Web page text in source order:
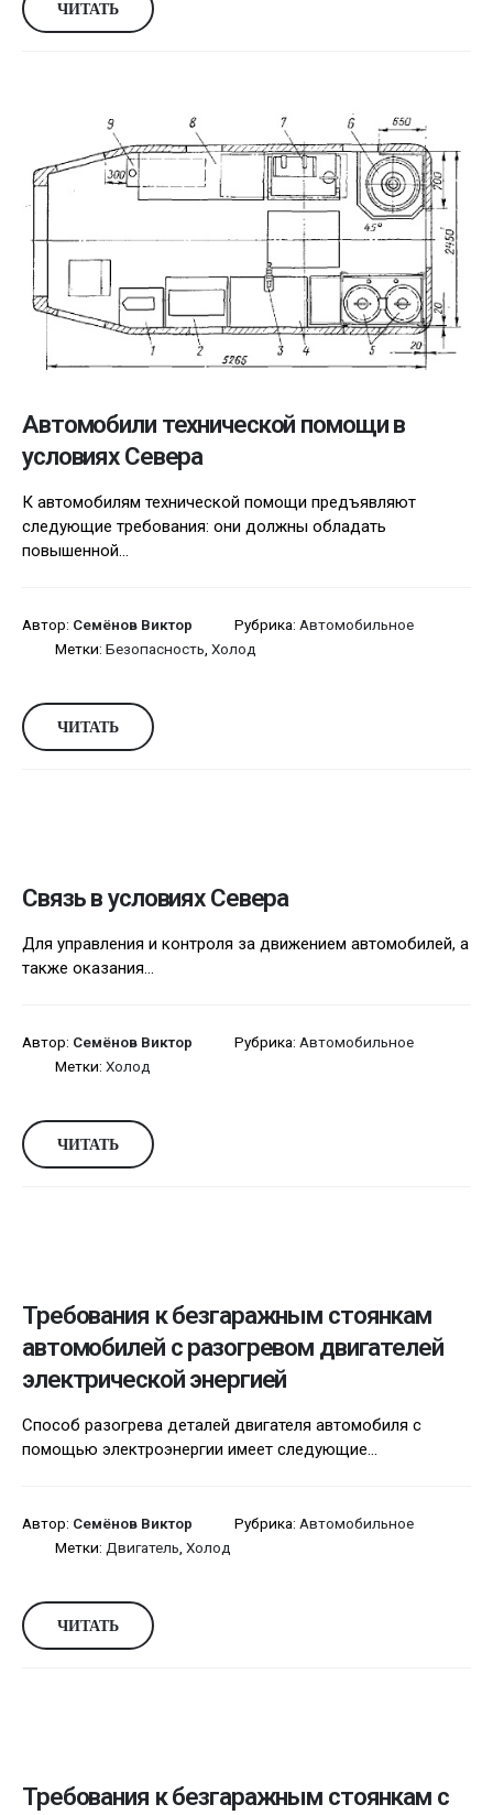
ЧИТАТЬ
Автомобили технической помощи в
условиях Севера
К автомобилям технической помощи предъявляют
следующие требования: они должны обладать
повышенной...
Автор: Семёнов Виктор Рубрика: Автомобильное
Метки: Безопасность, Холод
ЧИТАТЬ
Связь в условиях Севера
Для управления и контроля за движением автомобилей, а
также оказания...
Автор: Семёнов Виктор Рубрика: Автомобильное
Метки: Холод
ЧИТАТЬ
Требования к безгаражным стоянкам
автомобилей с разогревом двигателей
электрической энергией
Способ разогрева деталей двигателя автомобиля с
помощью электроэнергии имеет следующие...
Автор: Семёнов Виктор Рубрика: Автомобильное
Метки: Двигатель, Холод
ЧИТАТЬ
Требования к безгаражным стоянкам с